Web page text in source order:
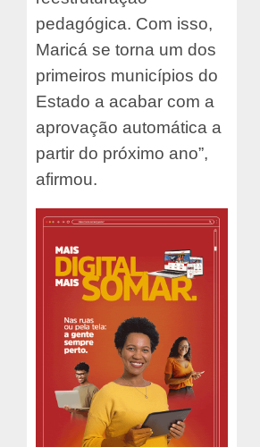
pedagógica. Com isso,
Maricá se torna um dos
primeiros municípios do
Estado a acabar com a
aprovação automática a
partir do próximo ano”,
afirmou.